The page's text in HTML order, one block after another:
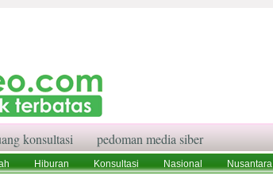
konsultasi pedoman media siber
Hiburan Konsultasi Nasional Nusantara